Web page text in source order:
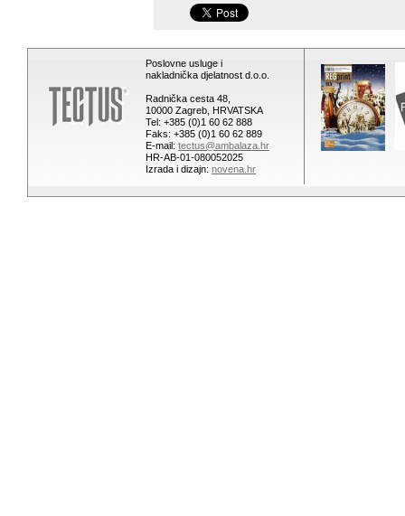
Poslovne usluge i
nakladnička djelatnost d.o.o.
Radnička cesta 48,
10000 Zagreb, HRVATSKA
Tel: +385 (0)1 60 62 888
Faks: +385 (0)1 60 62 889
E-mail: tectus@ambalaza.hr
HR-AB-01-080052025
Izrada i dizajn: novena.hr